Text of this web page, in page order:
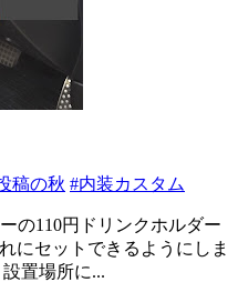
稿の秋 #内装カスタム
の110円ドリンクホルダー
にセットできるようにしま
置場所に...